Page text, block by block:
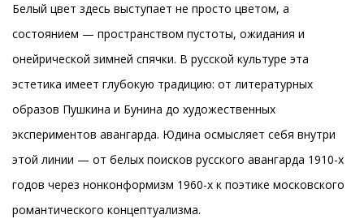
Белый цвет здесь выступает не просто цветом, а
состоянием — пространством пустоты, ожидания и
онейрической зимней спячки. В русской культуре эта
эстетика имеет глубокую традицию: от литературных
образов Пушкина и Бунина до художественных
экспериментов авангарда. Юдина осмысляет себя внутри
этой линии — от белых поисков русского авангарда 1910-х
годов через нонконформизм 1960-х к поэтике московского
романтического концептуализма.